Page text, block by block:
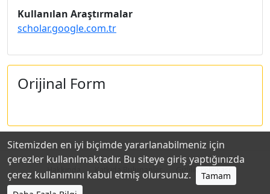
Kullanılan Araştırmalar
scholar.google.com.tr
Orijinal Form
Hakkında Katkıda Bulunanlar Gizlilik Politikası
Sitemizden en iyi biçimde yararlanabilmeniz için
çerezler kullanılmaktadır. Bu siteye giriş yaptığınızda
çerez kullanımını kabul etmiş olursunuz.
Tamam